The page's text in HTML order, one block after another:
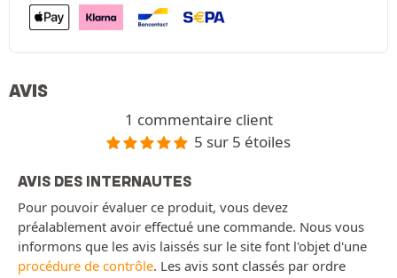
AVIS
1 commentaire client
5 sur 5 étoiles
AVIS DES INTERNAUTES
Pour pouvoir évaluer ce produit, vous devez
préalablement avoir effectué une commande. Nous vous
informons que les avis laissés sur le site font l'objet d'une
procédure de contrôle. Les avis sont classés par ordre